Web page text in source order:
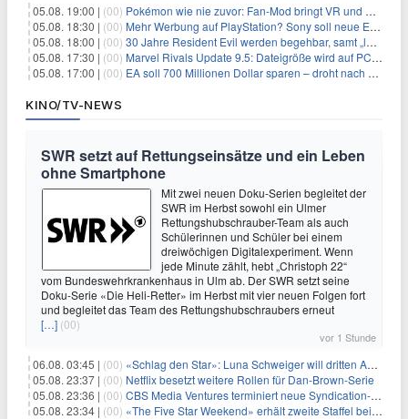
05.08. 19:00 | (00) Pokémon wie nie zuvor: Fan-Mod bringt VR und Ego-Perspektive nach Kanto
05.08. 18:30 | (00) Mehr Werbung auf PlayStation? Sony soll neue Einnahmequellen prüfen
05.08. 18:00 | (00) 30 Jahre Resident Evil werden begehbar, samt „lebensgroßem Leon“
05.08. 17:30 | (00) Marvel Rivals Update 9.5: Dateigröße wird auf PC und Konsolen deutlich reduziert
05.08. 17:00 | (00) EA soll 700 Millionen Dollar sparen – droht nach der Übernahme die nächste Entlassungswelle?
KINO/TV-NEWS
SWR setzt auf Rettungseinsätze und ein Leben
ohne Smartphone
Mit zwei neuen Doku-Serien begleitet der
SWR im Herbst sowohl ein Ulmer
Rettungshubschrauber-Team als auch
Schülerinnen und Schüler bei einem
dreiwöchigen Digitalexperiment. Wenn
jede Minute zählt, hebt „Christoph 22“
vom Bundeswehrkrankenhaus in Ulm ab. Der SWR setzt seine
Doku-Serie «Die Heli-Retter» im Herbst mit vier neuen Folgen fort
und begleitet das Team des Rettungshubschraubers erneut
[…] (00)
vor 1 Stunde
06.08. 03:45 | (00) «Schlag den Star»: Luna Schweiger will dritten Anlauf nutzen
05.08. 23:37 | (00) Netflix besetzt weitere Rollen für Dan-Brown-Serie
05.08. 23:36 | (00) CBS Media Ventures terminiert neue Syndication-Formate
05.08. 23:34 | (00) «The Five Star Weekend» erhält zweite Staffel bei Peacock